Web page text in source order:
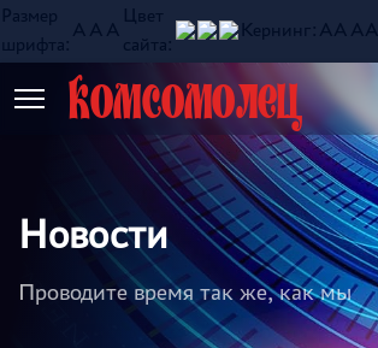
Размер
шрифта:
A A A
Цвет
сайта:
Кернинг: АА АА
Комсомолец
Новости
Проводите время так же, как мы